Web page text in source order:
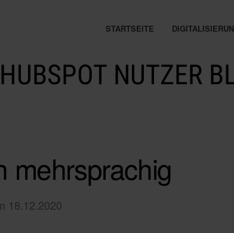
STARTSEITE
NUTZER
mehrsprachig
18.12.2020